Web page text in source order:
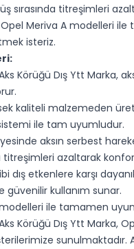
sırasında titreşimleri
Meriva A modelleri
isteriz.
Körüğü Dış Ytt Marka,
kaliteli malzemeden
ile tam uyumludur.
aksın serbest
titreşimleri azaltarak
dış etkenlere karşı
güvenilir kullanım sunar.
ile tamamen
Körüğü Dış Ytt Marka,
sunulmaktadır.